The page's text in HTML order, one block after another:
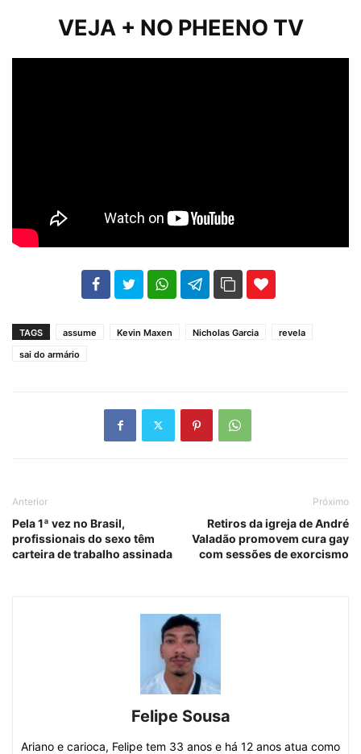
VEJA + NO PHEENO TV
102 35
TAGS assume Kevin Maxen Nicholas Garcia
revela
sai do armário
Anterior
Pela 1ª vez no Brasil,
profissionais do sexo têm
carteira de trabalho assinada
Próximo
Retiros da igreja de André
Valadão promovem cura gay
com sessões de exorcismo
Felipe Sousa
Ariano e carioca, Felipe tem 33 anos e há 12 anos atua como